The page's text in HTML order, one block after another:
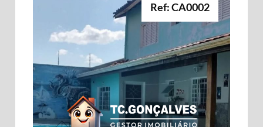
Ref: CA0002